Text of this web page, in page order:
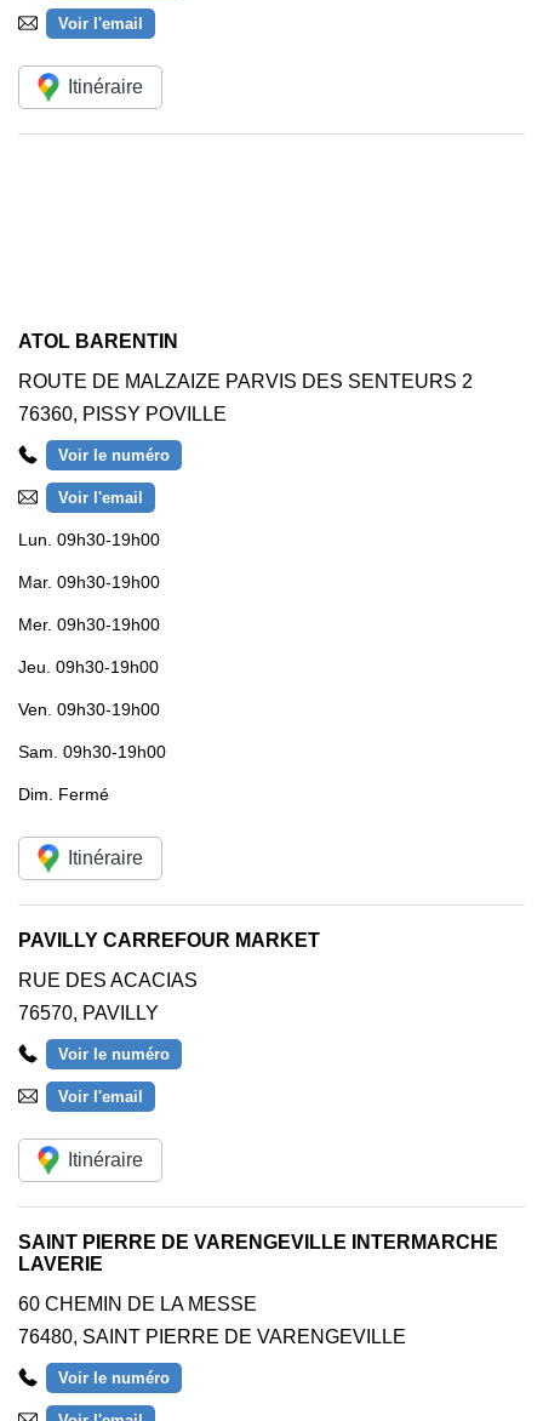
Voir l'email
Itinéraire
ATOL BARENTIN
ROUTE DE MALZAIZE PARVIS DES SENTEURS 2
76360, PISSY POVILLE
Voir le numéro
Voir l'email
Lun. 09h30-19h00
Mar. 09h30-19h00
Mer. 09h30-19h00
Jeu. 09h30-19h00
Ven. 09h30-19h00
Sam. 09h30-19h00
Dim. Fermé
Itinéraire
PAVILLY CARREFOUR MARKET
RUE DES ACACIAS
76570, PAVILLY
Voir le numéro
Voir l'email
Itinéraire
SAINT PIERRE DE VARENGEVILLE INTERMARCHE
LAVERIE
60 CHEMIN DE LA MESSE
76480, SAINT PIERRE DE VARENGEVILLE
Voir le numéro